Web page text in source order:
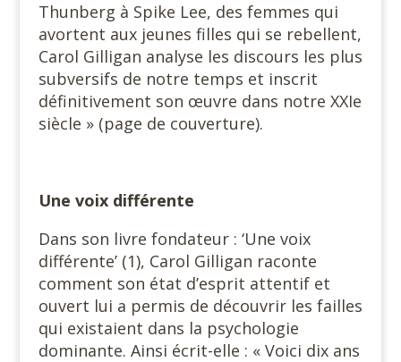
Thunberg à Spike Lee, des femmes qui
avortent aux jeunes filles qui se rebellent,
Carol Gilligan analyse les discours les plus
subversifs de notre temps et inscrit
définitivement son œuvre dans notre XXIe
siècle » (page de couverture).
Une voix différente
Dans son livre fondateur : ‘Une voix
différente’ (1), Carol Gilligan raconte
comment son état d’esprit attentif et
ouvert lui a permis de découvrir les failles
qui existaient dans la psychologie
dominante. Ainsi écrit-elle : « Voici dix ans